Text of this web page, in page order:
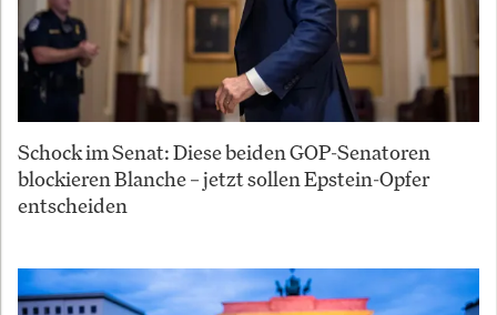
Schock im Senat: Diese beiden GOP-Senatoren
blockieren Blanche – jetzt sollen Epstein-Opfer
entscheiden